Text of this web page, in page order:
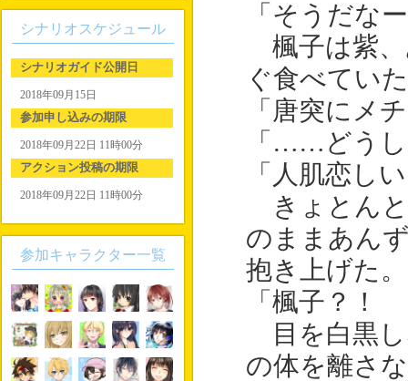
「そうだな
楓子は紫、
ぐ食べてい
「唐突にメ
「……どう
「人肌恋し
きょとんと
のままあん
抱き上げた。
「楓子？！
目を白黒し
の体を離さ
シナリオスケジュール
シナリオガイド公開日
2018年09月15日
参加申し込みの期限
2018年09月22日 11時00分
アクション投稿の期限
2018年09月22日 11時00分
参加キャラクター一覧